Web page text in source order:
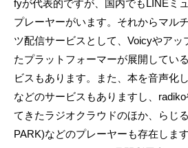
fyが代表的ですが、国内でもLINEミ
プレーヤーがいます。それからマル
ツ配信サービスとして、Voicyやアッ
たプラットフォーマーが展開してい
ビスもあります。また、本を音声化
などのサービスもありますし、
てきたラジオクラウドのほか、らじ
PARK)などのプレーヤーも存在しま